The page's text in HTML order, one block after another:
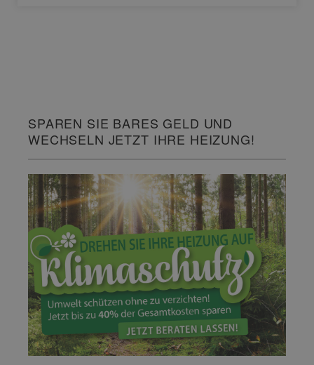
SPAREN SIE BARES GELD UND
WECHSELN JETZT IHRE HEIZUNG!